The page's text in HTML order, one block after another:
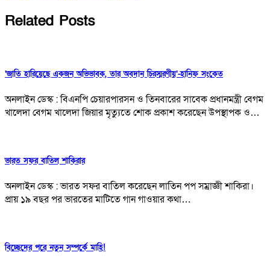
Related Posts
‘জাতি হারিয়েছে একজন অভিভাবক, তার অবদান চিরস্মরণীয়’-হানিফ সংকেত
অনলাইন ডেস্ক : বিএনপি চেয়ারপারসন ও তিনবারের সাবেক প্রধানমন্ত্রী বেগম
খালেদা বেগম খালেদা জিয়ার মৃত্যুতে শোক প্রকাশ করেছেন উপস্থাপক ও…
ভারত সফর বাতিল শাকিরার
অনলাইন ডেস্ক : ভারত সফর বাতিল করেছেন লাতিন পপ সম্রাজ্ঞী শাকিরা।
প্রায় ১৯ বছর পর ভারতের মাটিতে গান গাওয়ার কথা…
বিচ্ছেদের পরে নতুন সম্পর্কে মাহি!